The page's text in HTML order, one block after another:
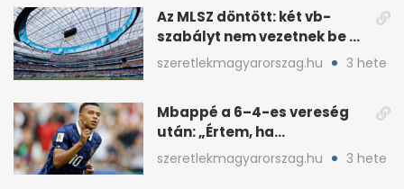
Az MLSZ döntött: két vb-
szabályt nem vezetnek be az
NB I-ben
szeretlekmagyarorszag.hu 3 hete
Mbappé a 6–4-es vereség
után: „Értem, ha
pofátlanságnak tűnt”
szeretlekmagyarorszag.hu 3 hete